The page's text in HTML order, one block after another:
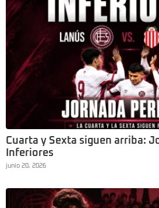
Cuarta y Sexta siguen arriba:
Inferiores
junio 20, 2026